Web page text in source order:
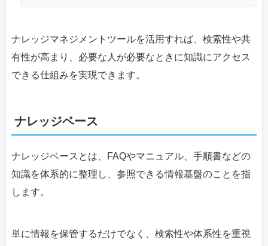
ナレッジマネジメントツールを活用すれば、検索性や共
有性が高まり、必要な人が必要なときに知識にアクセス
できる仕組みを実現できます。
ナレッジベース
ナレッジベースとは、FAQやマニュアル、手順書などの
知識を体系的に整理し、参照できる情報基盤のことを指
します。
単に情報を保管するだけでなく、検索性や体系性を重視